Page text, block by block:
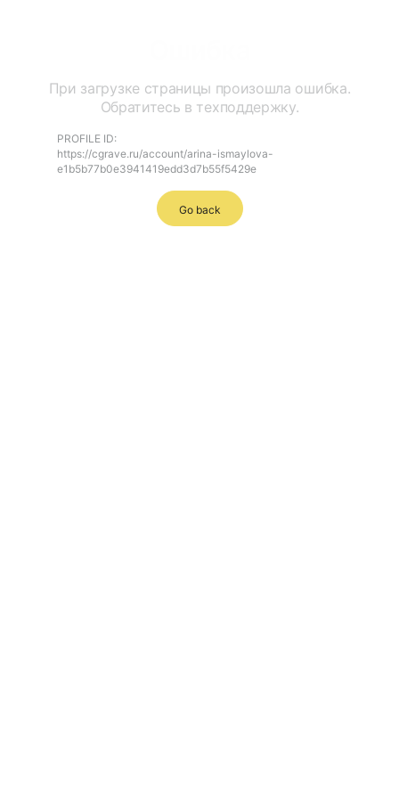
При загрузке страницы произошла ошибка.
Обратитесь в техподдержку.
PROFILE ID:
https://cgrave.ru/account/arina-ismaylova-
e1b5b77b0e3941419edd3d7b55f5429e
Go back